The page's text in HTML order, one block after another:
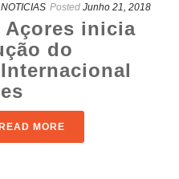
NOTICIAS Posted Junho 21, 2018
Açores inicia
do
MORE